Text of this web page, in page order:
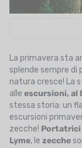
IL BLOG DEI
CONTATTO
La primavera sta
splende sempre di
natura cresce! La
alle escursioni, al
stessa storia: un
escursioni
zecche!
Lyme, le zecche